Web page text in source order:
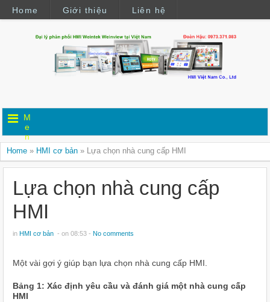
Home Giới thiệu Liên hệ
M
e
n
Home » HMI cơ bản » Lựa chọn nhà cung cấp HMI
Lựa chọn nhà cung cấp
HMI
in HMI cơ bản - on 08:53 - No comments
Một vài gợi ý giúp bạn lựa chọn nhà cung cấp HMI.
Bảng 1: Xác định yêu cầu và đánh giá một nhà cung cấp
HMI